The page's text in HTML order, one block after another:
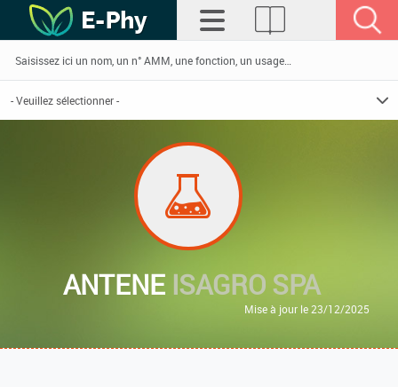
ANTENE ISAGRO SPA
Mise à jour le 23/12/2025